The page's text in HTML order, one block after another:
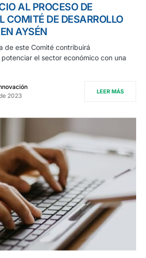
AL PROCESO DE
COMITÉ DE DESARROLLO
AYSÉN
de este Comité contribuirá
el sector económico con una
2023
LEER MÁS